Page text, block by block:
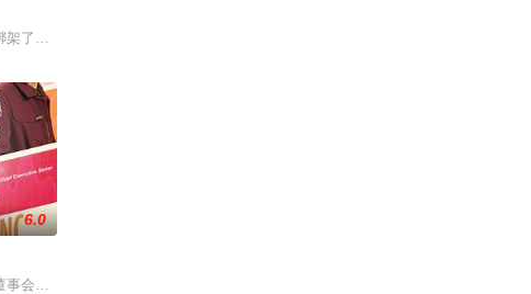
全都是有抑郁倾向企图
之间，满怀热情地努力在瞬息万变的现代世界中寻找自己的位
了圣诞老人，这对父子必须挺身而出，营救圣诞老人，拯救圣诞节。
被卷入一场绑架与追杀。
小区改造的故事：建于上世纪七、八十年代的老油厂小区，
6.0
会，以改善她妹妹混乱的生活，并与一位心理学教授坠入爱河，后者发现了她强